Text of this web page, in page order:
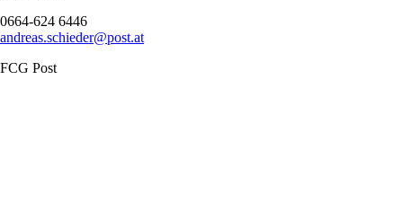
0664-624 6446
andreas.schieder@post.at
FCG Post